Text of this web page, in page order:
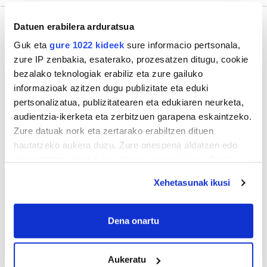
Datuen erabilera arduratsua
Guk eta gure 1022 kideek sure informacio pertsonala,
zure IP zenbakia, esaterako, prozesatzen ditugu, cookie
bezalako teknologiak erabiliz eta zure gailuko
informazioak azitzen dugu publizitate eta eduki
pertsonalizatua, publizitatearen eta edukiaren neurketa,
audientzia-ikerketa eta zerbitzuen garapena eskaintzeko.
Zure datuak nork eta zertarako erabiltzen dituen
hautatzeko aukera duzu. Zure onespena aldatzen edo
If you allow, we would also like to:
Collect information about your geographical
Identify your device by actively scanning it for
Xehetasunak ikusi
Dena onartu
Aukeratu
Gehiago